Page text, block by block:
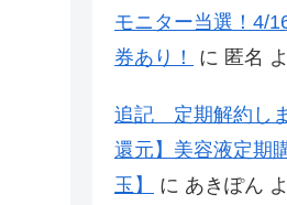
モニター当選！4/
券あり！
に 匿名
追記 定期解約し
還元】美容液定期
玉】
に あきぽん